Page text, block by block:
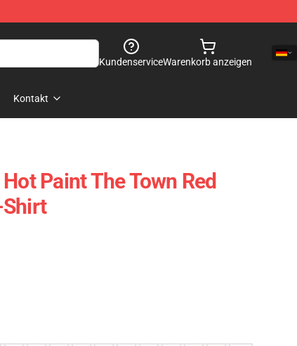
KundenserviceWarenkorb anzeigen
Kontakt
Paint The Town Red
Shirt